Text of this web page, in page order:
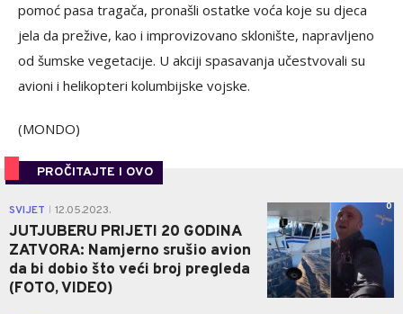
pomoć pasa tragača, pronašli ostatke voća koje su djeca
jela da prežive, kao i improvizovano sklonište, napravljeno
od šumske vegetacije. U akciji spasavanja učestvovali su
avioni i helikopteri kolumbijske vojske.
(MONDO)
PROČITAJTE I OVO
SVIJET 12.05.2023.
JUTJUBERU PRIJETI 20 GODINA
ZATVORA: Namjerno srušio avion
da bi dobio što veći broj pregleda
(FOTO, VIDEO)
0